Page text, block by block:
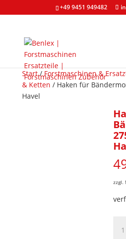
+49 9451 949482
Start/Forstmaschinen &
& Ketten / Haken für
Havel
zzgl.